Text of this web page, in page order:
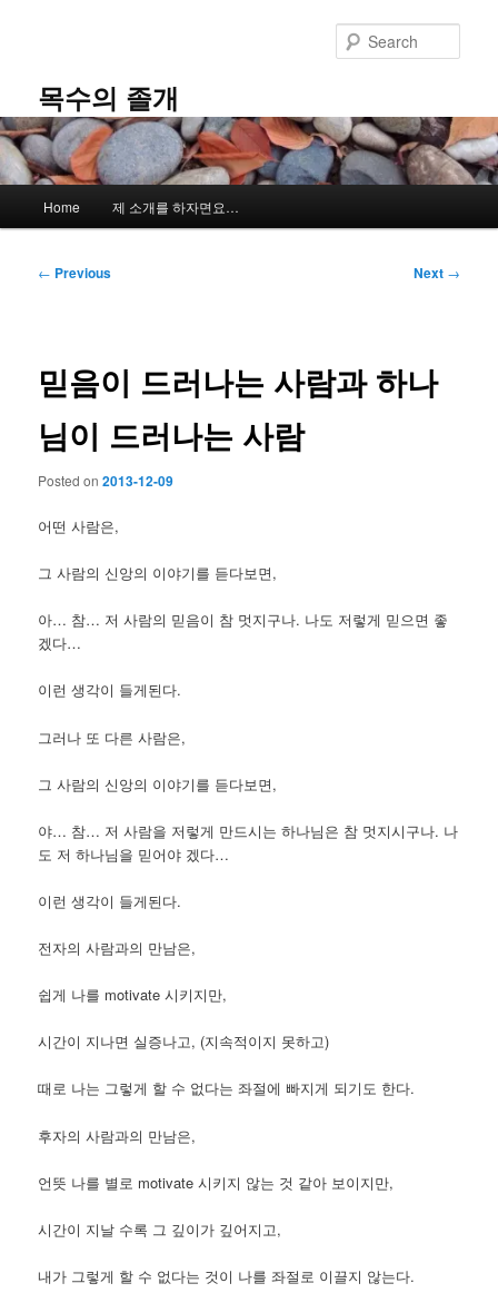
content목수의 졸개
Home 제 소개를 하자면요…
Post
← Previous Next →
믿음이 드러나는 사람과 하나
님이 드러나는 사람
Posted on2013-12-09
어떤 사람은,
그 사람의 신앙의 이야기를 듣다보면,
아… 참… 저 사람의 믿음이 참 멋지구나. 나도 저렇게 믿으면 좋
겠다…
이런 생각이 들게된다.
그러나 또 다른 사람은,
그 사람의 신앙의 이야기를 듣다보면,
야… 참… 저 사람을 저렇게 만드시는 하나님은 참 멋지시구나. 나
도 저 하나님을 믿어야 겠다…
이런 생각이 들게된다.
전자의 사람과의 만남은,
쉽게 나를 motivate 시키지만,
시간이 지나면 실증나고, (지속적이지 못하고)
때로 나는 그렇게 할 수 없다는 좌절에 빠지게 되기도 한다.
후자의 사람과의 만남은,
언뜻 나를 별로 motivate 시키지 않는 것 같아 보이지만,
시간이 지날 수록 그 깊이가 깊어지고,
내가 그렇게 할 수 없다는 것이 나를 좌절로 이끌지 않는다.